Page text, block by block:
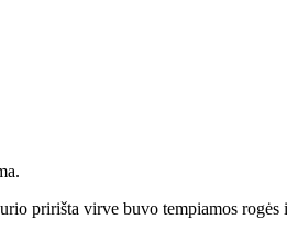
pririšta virve buvo tempiamos rogės